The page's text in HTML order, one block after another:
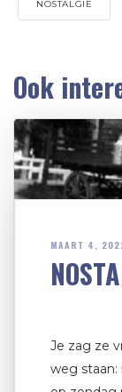
NOSTALGIE
Ook
MAART 4,
Je zag ze
weg staan: